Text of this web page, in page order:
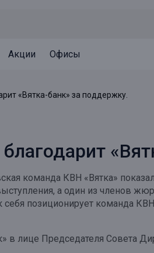
вкладов
для клиентов
недвижимости
Акции
Офисы
«Вятка-банк» за поддержку.
команда КВН «Вятка»
а один из членов
позиционирует команда
лице Председателя Совета